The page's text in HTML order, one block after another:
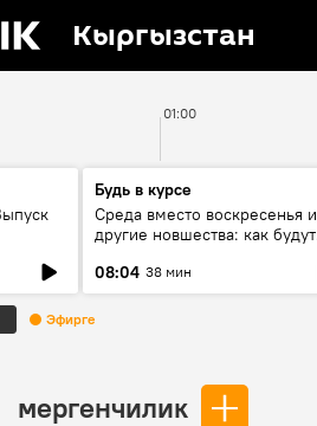
Кыргызстан
01:00
Будь в курсе
Среда вместо воскресенья и
другие новшества: как будут
08:04 38 мин
Эфирге
мергенчилик